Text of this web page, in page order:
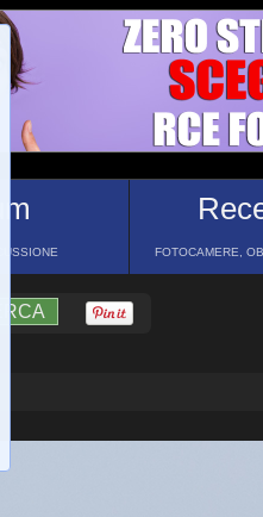
FOTOCAMERE,